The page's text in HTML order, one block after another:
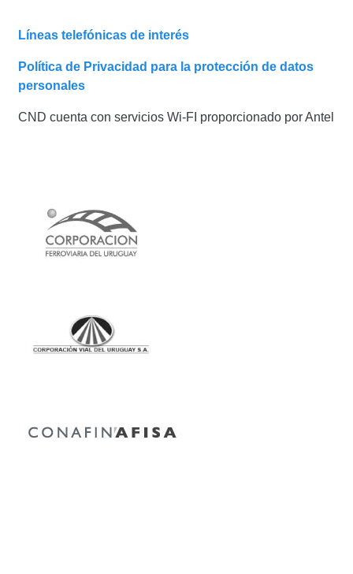
Líneas telefónicas de interés
Política de Privacidad para la protección de datos
personales
CND cuenta con servicios Wi-FI proporcionado por Antel